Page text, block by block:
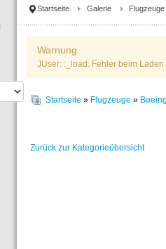
Startseite Galerie Flugzeuge
Warnung
JUser: :_load: Fehler beim
Startseite » Flugzeuge »
Zurück zur Kategorieübersicht